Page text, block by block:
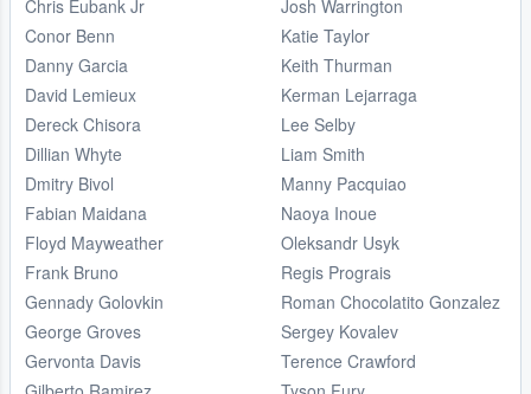
Chris Eubank Jr
Conor Benn
Danny Garcia
David Lemieux
Dereck Chisora
Dillian Whyte
Dmitry Bivol
Fabian Maidana
Floyd Mayweather
Frank Bruno
Gennady Golovkin
George Groves
Gervonta Davis
Josh Warrington
Katie Taylor
Keith Thurman
Kerman Lejarraga
Lee Selby
Liam Smith
Manny Pacquiao
Naoya Inoue
Oleksandr Usyk
Regis Prograis
Roman Chocolatito Gonzalez
Sergey Kovalev
Terence Crawford